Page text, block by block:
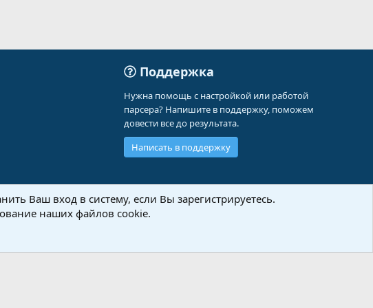
Поддержка
Нужна помощь с настройкой или работой
парсера? Напишите в поддержку, поможем
довести все до результата.
Написать в поддержку
и правила Политика конфиденциальности
Ltd.
Ваш вход в систему, если Вы зарегистрируетесь.
наших файлов cookie.